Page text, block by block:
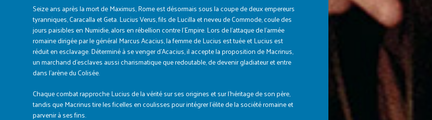
Seize ans après la mort de Maximus, Rome est désormais sous la coupe de deux empereurs
tyranniques, Caracalla et Geta. Lucius Verus, fils de Lucilla et neveu de Commode, coule des
jours paisibles en Numidie, alors en rébellion contre l’Empire. Lors de l’attaque de l’armée
romaine dirigée par le général Marcus Acacius, la femme de Lucius est tuée et Lucius est
réduit en esclavage. Déterminé à se venger d’Acacius, il accepte la proposition de Macrinus,
un marchand d’esclaves aussi charismatique que redoutable, de devenir gladiateur et entre
dans l’arène du Colisée.
Chaque combat rapproche Lucius de la vérité sur ses origines et sur l’héritage de son père,
tandis que Macrinus tire les ficelles en coulisses pour intégrer l’élite de la société romaine et
parvenir à ses fins.